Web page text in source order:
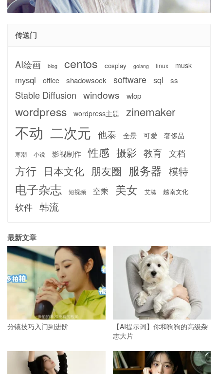
传送门
AI绘画 blog centos cosplay golang linux musk
mysql office shadowsock software sql ss
Stable Diffusion windows wlop
wordpress wordpress主题 zinemaker
不动 二次元 他泰 全景 可爱 奢侈品
寒潮 小说 影视制作 性感 摄影 教育 文档
方行 日本文化 朋友圈 服务器 模特
电子杂志 短视频 空乘 美女 艾滋 越南文化
软件 韩流
最新文章
分镜技巧入门到进阶
【AI提示词】你和狗狗的高级杂
志大片